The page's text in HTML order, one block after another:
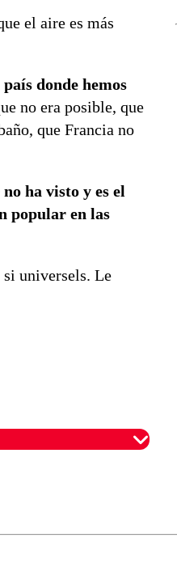
el aire es más
donde hemos
no era posible, que
que Francia no
ha visto y es el
popular en las
si universels. Le